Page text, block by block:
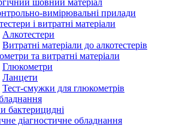
шовний матеріал
вимірювальні прилади
і витратні матеріали
Алкотестери
Витратні матеріали до алкотестерів
та витратні матеріали
Глюкометри
Ланцети
Тест-смужки для глюкометрів
бактерицидні
діагностичне обладнання